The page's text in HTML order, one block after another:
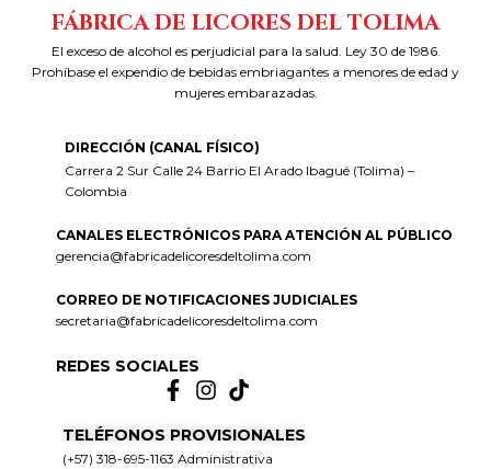
FÁBRICA DE LICORES DEL TOLIMA
El exceso de alcohol es perjudicial para la salud. Ley 30 de 1986.
Prohíbase el expendio de bebidas embriagantes a menores de edad y
mujeres embarazadas.
DIRECCIÓN (CANAL FÍSICO)
Carrera 2 Sur Calle 24 Barrio El Arado Ibagué (Tolima) –
Colombia
CANALES ELECTRÓNICOS PARA ATENCIÓN AL PÚBLICO
gerencia@fabricadelicoresdeltolima.com
CORREO DE NOTIFICACIONES JUDICIALES
secretaria@fabricadelicoresdeltolima.com
REDES SOCIALES
TELÉFONOS PROVISIONALES
(+57) 318-695-1163 Administrativa